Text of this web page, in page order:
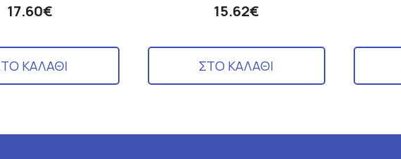
17.60€
ΚΑΛΑΘΙ
15.62€
ΣΤΟ ΚΑΛΑΘΙ